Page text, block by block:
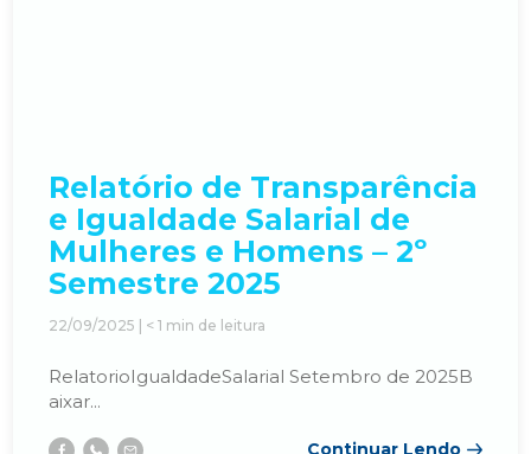
Relatório de Transparência
e Igualdade Salarial de
Mulheres e Homens – 2º
Semestre 2025
22/09/2025 | < 1 min de leitura
RelatorioIgualdadeSalarial Setembro de 2025B
aixar...
Continuar Lendo